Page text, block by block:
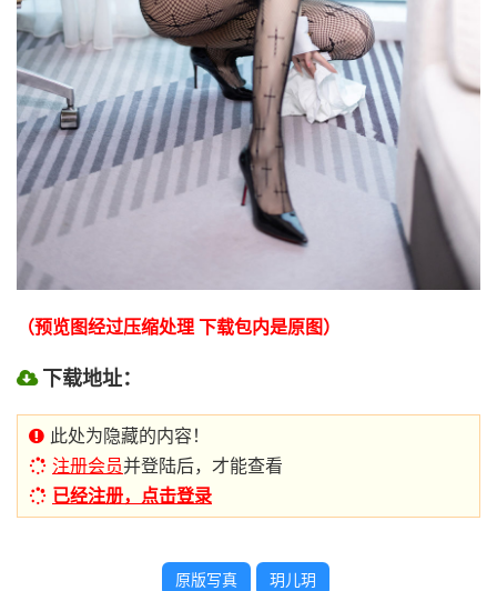
（预览图经过压缩处理 下载包内是原图）
下载地址：
此处为隐藏的内容！
注册会员并登陆后，才能查看
已经注册，点击登录
原版写真 玥儿玥